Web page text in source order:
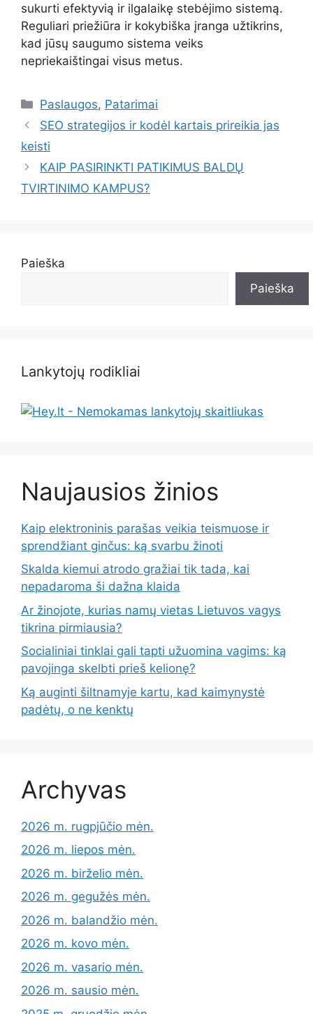
sukurti efektyvią ir ilgalaikę stebėjimo sistemą.
Reguliari priežiūra ir kokybiška įranga užtikrins,
kad jūsų saugumo sistema veiks
nepriekaištingai visus metus.
Kategorijos
Paslaugos, Patarimai
SEO strategijos ir kodėl kartais prireikia jas
keisti
KAIP PASIRINKTI PATIKIMUS BALDŲ
TVIRTINIMO KAMPUS?
Paieška
Paieška
Lankytojų rodikliai
Naujausios žinios
Kaip elektroninis parašas veikia teismuose ir
sprendžiant ginčus: ką svarbu žinoti
Skalda kiemui atrodo gražiai tik tada, kai
nepadaroma ši dažna klaida
Ar žinojote, kurias namų vietas Lietuvos vagys
tikrina pirmiausia?
Socialiniai tinklai gali tapti užuomina vagims: ką
pavojinga skelbti prieš kelionę?
Ką auginti šiltnamyje kartu, kad kaimynystė
padėtų, o ne kenktų
Archyvas
2026 m. rugpjūčio mėn.
2026 m. liepos mėn.
2026 m. birželio mėn.
2026 m. gegužės mėn.
2026 m. balandžio mėn.
2026 m. kovo mėn.
2026 m. vasario mėn.
2026 m. sausio mėn.